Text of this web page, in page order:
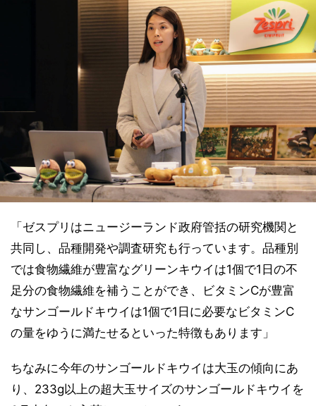
「ゼスプリはニュージーランド政府管括の研究機関と
共同し、品種開発や調査研究も行っています。品種別
では食物繊維が豊富なグリーンキウイは1個で1日の不
足分の食物繊維を補うことができ、ビタミンCが豊富
なサンゴールドキウイは1個で1日に必要なビタミンC
の量をゆうに満たせるといった特徴もあります」
ちなみに今年のサンゴールドキウイは大玉の傾向にあ
り、233g以上の超大玉サイズのサンゴールドキウイを